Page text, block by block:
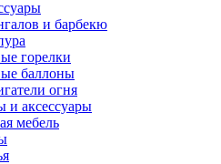
и барбекю
горелки
баллоны
огня
и аксессуары
мебель